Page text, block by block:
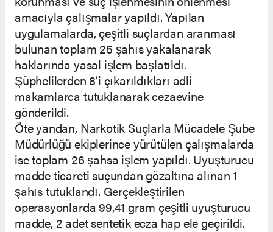
amacıyla çalışmalar yapıldı. Yapılan
uygulamalarda, çeşitli suçlardan aranması
bulunan toplam 25 şahıs yakalanarak
haklarında yasal işlem başlatıldı.
Şüphelilerden 8’i çıkarıldıkları adli
makamlarca tutuklanarak cezaevine
gönderildi.
Öte yandan, Narkotik Suçlarla Mücadele Şube
Müdürlüğü ekiplerince yürütülen çalışmalarda
ise toplam 26 şahsa işlem yapıldı. Uyuşturucu
madde ticareti suçundan gözaltına alınan 1
şahıs tutuklandı. Gerçekleştirilen
operasyonlarda 99,41 gram çeşitli uyuşturucu
madde, 2 adet sentetik ecza hap ele geçirildi.